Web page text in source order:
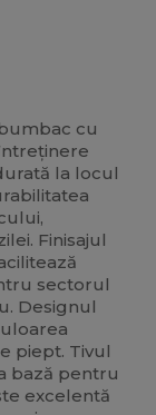
cu
la locul
Finisajul
sectorul
Designul
piept. Tivul
bază pentru
excelentă